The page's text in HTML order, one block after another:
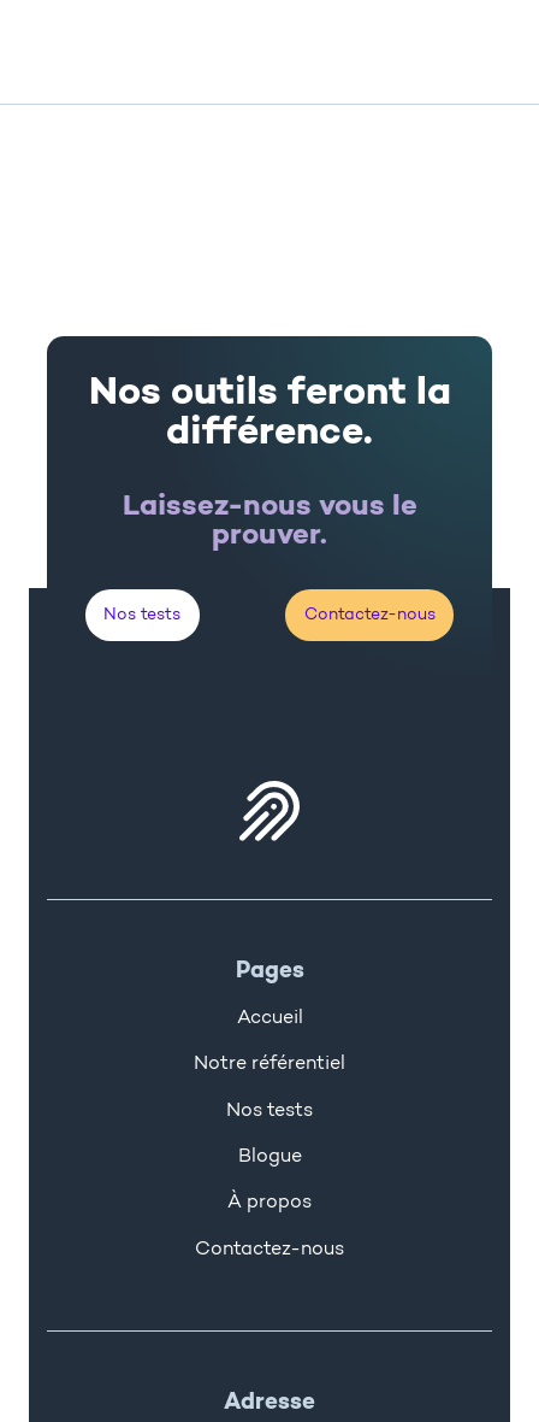
Nos outils feront la
différence.
Laissez-nous vous le
prouver.
Nos tests Contactez-nous
Pages
Accueil
Notre référentiel
Nos tests
Blogue
À propos
Contactez-nous
Adresse